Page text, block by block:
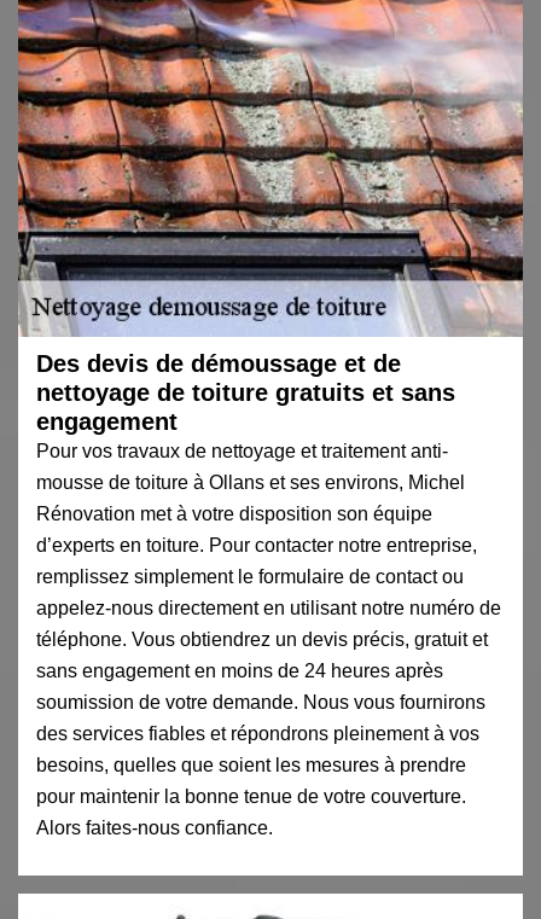
Des devis de démoussage et de
nettoyage de toiture gratuits et sans
engagement
Pour vos travaux de nettoyage et traitement anti-
mousse de toiture à Ollans et ses environs, Michel
Rénovation met à votre disposition son équipe
d’experts en toiture. Pour contacter notre entreprise,
remplissez simplement le formulaire de contact ou
appelez-nous directement en utilisant notre numéro de
téléphone. Vous obtiendrez un devis précis, gratuit et
sans engagement en moins de 24 heures après
soumission de votre demande. Nous vous fournirons
des services fiables et répondrons pleinement à vos
besoins, quelles que soient les mesures à prendre
pour maintenir la bonne tenue de votre couverture.
Alors faites-nous confiance.